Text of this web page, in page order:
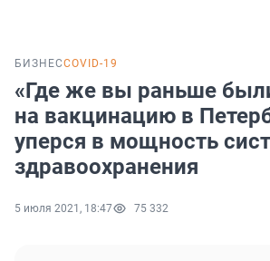
БИЗНЕСCOVID-19
«Где же вы раньше
на вакцинацию в
уперся в мощность
здравоохранения
5 июля 2021, 18:47 75 332